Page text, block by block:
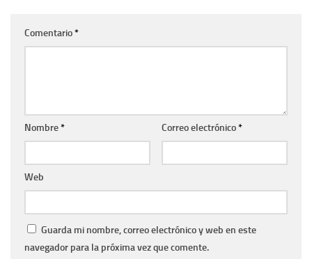
Comentario*
Nombre* Correo electrónico*
Web
Guarda mi nombre, correo electrónico y web en este
navegador para la próxima vez que comente.